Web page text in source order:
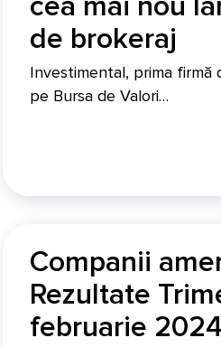
de brokeraj
Investimental, prima
pe Bursa de Valori…
Companii
Rezultate
februarie 2024